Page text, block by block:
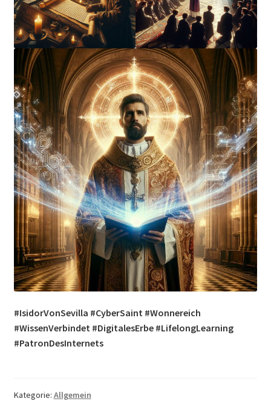
#IsidorVonSevilla #CyberSaint #Wonnereich
#WissenVerbindet #DigitalesErbe #LifelongLearning
#PatronDesInternets
Kategorie: Allgemein